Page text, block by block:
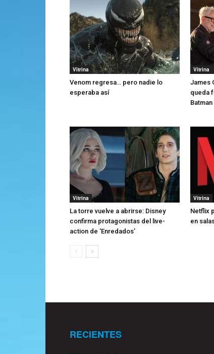
Vitrina
Venom regresa… pero nadie lo
esperaba así
Vitrina
James
queda
Batman
Vitrina
La torre vuelve a abrirse: Disney
confirma protagonistas del live-
action de ‘Enredados’
Vitrina
Netflix
en
RECIENTES